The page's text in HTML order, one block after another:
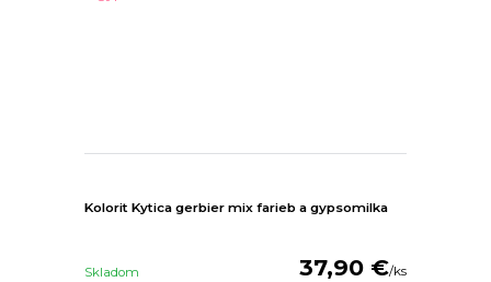
Kolorit Kytica gerbier mix farieb a gypsomilka
37,90 €/ks
Skladom